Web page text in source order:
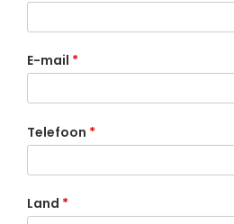
E-mail *
Telefoon *
Land *